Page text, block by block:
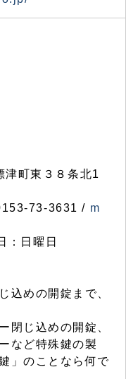
町東３８条北1
73-3631 / m
：日曜日
込めの開錠まで、
閉じ込めの開錠、
など特殊鍵の製
」のことなら何で